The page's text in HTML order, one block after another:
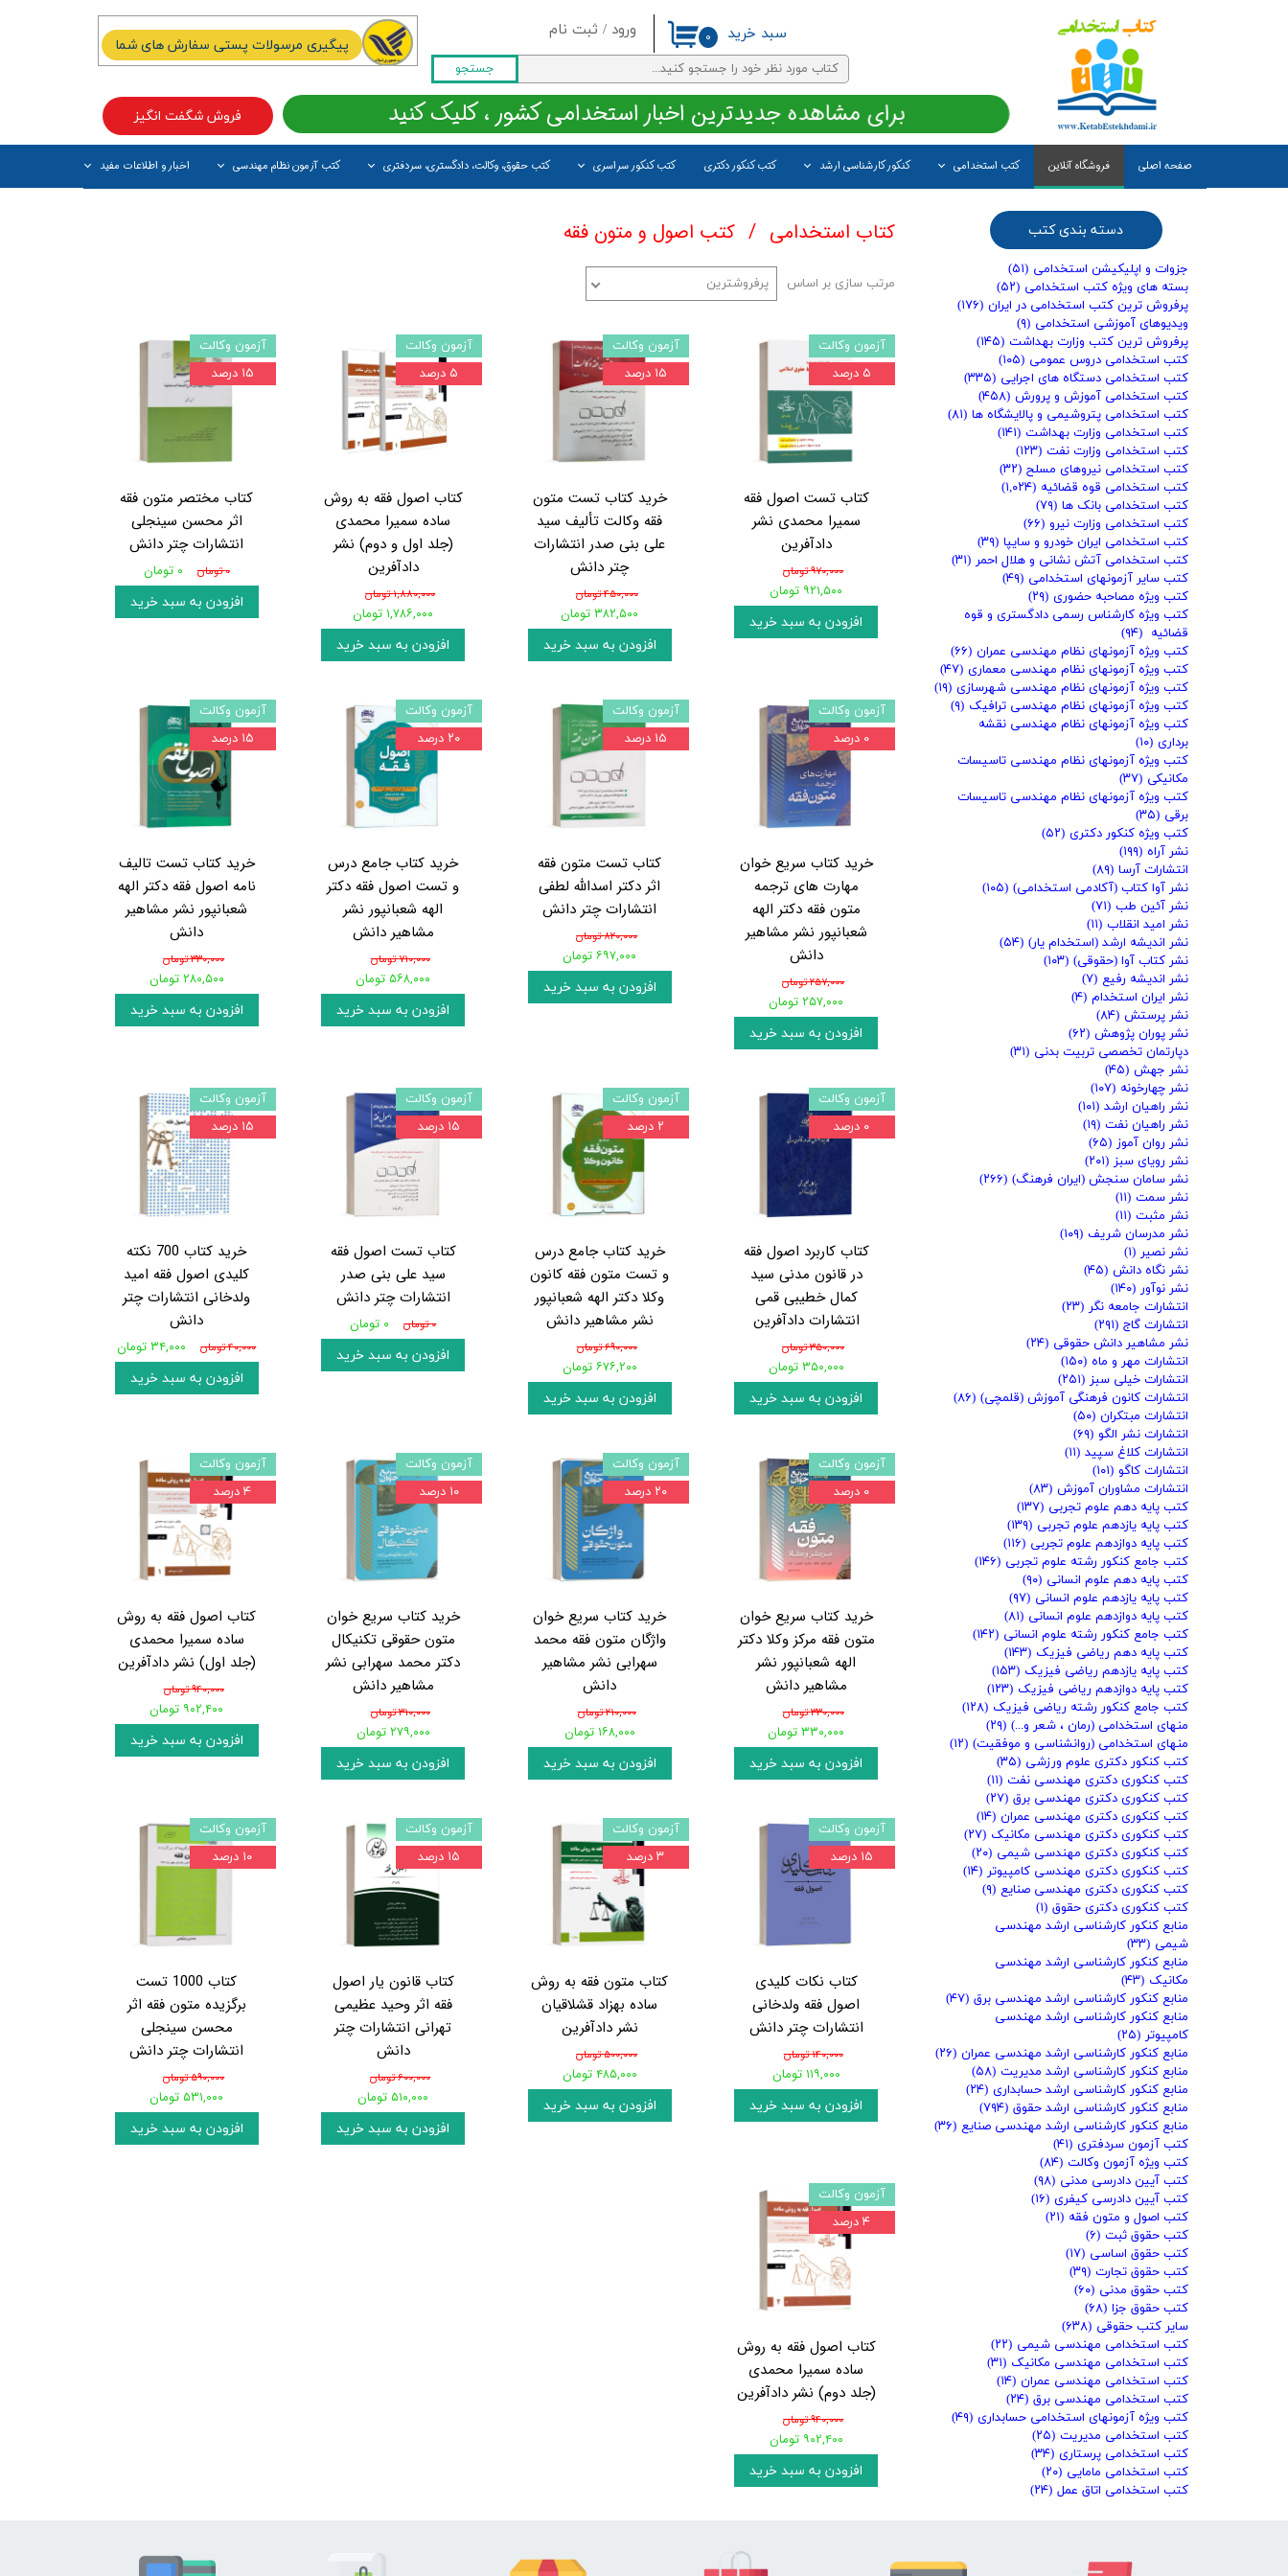
ورود / ثبت نام
حساب کاربری من
تغییر گذر واژه
سفارشات
خروج از حساب کاربری
جستجو
صفحه اصلی فروشگاه آنلاین کتب استخدامی کنکور کارشناسی ارشد کتب کنکور دکتری کتب کنکور سراسری کتب حقوق، وکالت، دادگستری، سردفتری کتب آزمون نظام مهندسی اخبار و اطلاعات مفید
۰ سبد خرید
فروش شگفت انگیز برای مشاهده جدیدترین اخبار استخدامی کشور ، کلیک کنید
پیگیری مرسولات پستی سفارش های شما
کتاب استخدامی کتب اصول و متون فقه
مرتب سازی بر اساس پرفروشترین
کتاب تست اصول فقه
سمیرا محمدی نشر
دادآفرین
۹۷۰,۰۰۰ تومان
۹۲۱,۵۰۰ تومان
افزودن به سبد خرید
آزمون وکالت
۵ درصد
خرید کتاب تست متون
فقه وکالت تألیف سید
علی بنی صدر انتشارات
چتر دانش
۴۵۰,۰۰۰ تومان
۳۸۲,۵۰۰ تومان
افزودن به سبد خرید
آزمون وکالت
۱۵ درصد
کتاب اصول فقه به روش
ساده سمیرا محمدی
(جلد اول و دوم) نشر
دادآفرین
۱,۸۸۰,۰۰۰ تومان
۱,۷۸۶,۰۰۰ تومان
افزودن به سبد خرید
آزمون وکالت
۵ درصد
کتاب مختصر متون فقه
اثر محسن سینجلی
انتشارات چتر دانش
۰ تومان ۰ تومان
افزودن به سبد خرید
آزمون وکالت
۱۵ درصد
خرید کتاب سریع خوان
مهارت های ترجمه
متون فقه دکتر الهه
شعبانپور نشر مشاهیر
دانش
۲۵۷,۰۰۰ تومان
۲۵۷,۰۰۰ تومان
افزودن به سبد خرید
آزمون وکالت
۰ درصد
کتاب تست متون فقه
اثر دکتر اسدالله لطفی
انتشارات چتر دانش
۸۲۰,۰۰۰ تومان
۶۹۷,۰۰۰ تومان
افزودن به سبد خرید
آزمون وکالت
۱۵ درصد
خرید کتاب جامع درس
و تست اصول فقه دکتر
الهه شعبانپور نشر
مشاهیر دانش
۷۱۰,۰۰۰ تومان
۵۶۸,۰۰۰ تومان
افزودن به سبد خرید
آزمون وکالت
۲۰ درصد
خرید کتاب تست تالیف
نامه اصول فقه دکتر الهه
شعبانپور نشر مشاهیر
دانش
۳۳۰,۰۰۰ تومان
۲۸۰,۵۰۰ تومان
افزودن به سبد خرید
آزمون وکالت
۱۵ درصد
کتاب کاربرد اصول فقه
در قانون مدنی سید
کمال خطیبی قمی
انتشارات دادآفرین
۳۵۰,۰۰۰ تومان
۳۵۰,۰۰۰ تومان
افزودن به سبد خرید
آزمون وکالت
۰ درصد
خرید کتاب جامع درس
و تست متون فقه کانون
وکلا دکتر الهه شعبانپور
نشر مشاهیر دانش
۶۹۰,۰۰۰ تومان
۶۷۶,۲۰۰ تومان
افزودن به سبد خرید
آزمون وکالت
۲ درصد
کتاب تست اصول فقه
سید علی بنی صدر
انتشارات چتر دانش
۰ تومان ۰ تومان
افزودن به سبد خرید
آزمون وکالت
۱۵ درصد
خرید کتاب 700 نکته
کلیدی اصول فقه امید
ولدخانی انتشارات چتر
دانش
۴۰,۰۰۰ تومان ۳۴,۰۰۰ تومان
افزودن به سبد خرید
آزمون وکالت
۱۵ درصد
خرید کتاب سریع خوان
متون فقه مرکز وکلا دکتر
الهه شعبانپور نشر
مشاهیر دانش
۳۳۰,۰۰۰ تومان
۳۳۰,۰۰۰ تومان
افزودن به سبد خرید
آزمون وکالت
۰ درصد
خرید کتاب سریع خوان
واژگان متون فقه محمد
سهرابی نشر مشاهیر
دانش
۲۱۰,۰۰۰ تومان
۱۶۸,۰۰۰ تومان
افزودن به سبد خرید
آزمون وکالت
۲۰ درصد
خرید کتاب سریع خوان
متون حقوقی تکنیکال
دکتر محمد سهرابی نشر
مشاهیر دانش
۳۱۰,۰۰۰ تومان
۲۷۹,۰۰۰ تومان
افزودن به سبد خرید
آزمون وکالت
۱۰ درصد
کتاب اصول فقه به روش
ساده سمیرا محمدی
(جلد اول) نشر دادآفرین
۹۴۰,۰۰۰ تومان
۹۰۲,۴۰۰ تومان
افزودن به سبد خرید
آزمون وکالت
۴ درصد
کتاب نکات کلیدی
اصول فقه ولدخانی
انتشارات چتر دانش
۱۴۰,۰۰۰ تومان
۱۱۹,۰۰۰ تومان
افزودن به سبد خرید
آزمون وکالت
۱۵ درصد
کتاب متون فقه به روش
ساده بهزاد قشلاقیان
نشر دادآفرین
۵۰۰,۰۰۰ تومان
۴۸۵,۰۰۰ تومان
افزودن به سبد خرید
آزمون وکالت
۳ درصد
کتاب قانون یار اصول
فقه اثر وحید عظیمی
تهرانی انتشارات چتر
دانش
۶۰۰,۰۰۰ تومان
۵۱۰,۰۰۰ تومان
افزودن به سبد خرید
آزمون وکالت
۱۵ درصد
کتاب 1000 تست
برگزیده متون فقه اثر
محسن سینجلی
انتشارات چتر دانش
۵۹۰,۰۰۰ تومان
۵۳۱,۰۰۰ تومان
افزودن به سبد خرید
آزمون وکالت
۱۰ درصد
کتاب اصول فقه به روش
ساده سمیرا محمدی
(جلد دوم) نشر دادآفرین
۹۴۰,۰۰۰ تومان
۹۰۲,۴۰۰ تومان
افزودن به سبد خرید
آزمون وکالت
۴ درصد
جزوات و اپلیکیشن استخدامی (۵۱)
بسته های ویژه کتب استخدامی (۵۲)
پرفروش ترین کتب استخدامی در ایران (۱۷۶)
ویدیوهای آموزشی استخدامی (۹)
پرفروش ترین کتب وزارت بهداشت (۱۴۵)
کتب استخدامی دروس عمومی (۱۰۵)
کتب استخدامی دستگاه های اجرایی (۳۳۵)
کتب استخدامی آموزش و پرورش (۴۵۸)
کتب استخدامی پتروشیمی و پالایشگاه ها (۸۱)
کتب استخدامی وزارت بهداشت (۱۴۱)
کتب استخدامی وزارت نفت (۱۲۳)
کتب استخدامی نیروهای مسلح (۳۲)
کتب استخدامی قوه قضائیه (۱,۰۲۴)
کتب استخدامی بانک ها (۷۹)
کتب استخدامی وزارت نیرو (۶۶)
کتب استخدامی ایران خودرو و سایپا (۳۹)
کتب استخدامی آتش نشانی و هلال احمر (۳۱)
کتب سایر آزمونهای استخدامی (۴۹)
کتب ویژه مصاحبه حضوری (۲۹)
کتب ویژه کارشناس رسمی دادگستری و قوه
قضائیه (۹۴)
کتب ویژه آزمونهای نظام مهندسی عمران (۶۶)
کتب ویژه آزمونهای نظام مهندسی معماری (۴۷)
کتب ویژه آزمونهای نظام مهندسی شهرسازی (۱۹)
کتب ویژه آزمونهای نظام مهندسی ترافیک (۹)
کتب ویژه آزمونهای نظام مهندسی نقشه
برداری (۱۰)
کتب ویژه آزمونهای نظام مهندسی تاسیسات
مکانیکی (۳۷)
کتب ویژه آزمونهای نظام مهندسی تاسیسات
برقی (۳۵)
کتب ویژه کنکور دکتری (۵۲)
نشر آراه (۱۹۹)
انتشارات آرسا (۸۹)
نشر آوا کتاب (آکادمی استخدامی) (۱۰۵)
نشر آئین طب (۷۱)
نشر امید انقلاب (۱۱)
نشر اندیشه ارشد (استخدام یار) (۵۴)
نشر کتاب آوا (حقوقی) (۱۰۳)
نشر اندیشه رفیع (۷)
نشر ایران استخدام (۴)
نشر پرستش (۸۴)
نشر پوران پژوهش (۶۲)
دپارتمان تخصصی تربیت بدنی (۳۱)
نشر جهش (۴۵)
نشر چهارخونه (۱۰۷)
نشر راهیان ارشد (۱۰۱)
نشر راهیان نفت (۱۹)
نشر روان آموز (۶۵)
نشر رویای سبز (۲۰۱)
نشر سامان سنجش (ایران فرهنگ) (۲۶۶)
نشر سمت (۱۱)
نشر مثبت (۱۱)
نشر مدرسان شریف (۱۰۹)
نشر نصیر (۱)
نشر نگاه دانش (۴۵)
نشر نوآور (۱۴۰)
انتشارات جامعه نگر (۲۳)
انتشارات گاج (۲۹۱)
نشر مشاهیر دانش حقوقی (۲۴)
انتشارات مهر و ماه (۱۵۰)
انتشارات خیلی سبز (۲۵۱)
انتشارات کانون فرهنگی آموزش (قلمچی) (۸۶)
انتشارات مبتکران (۵۰)
انتشارات نشر الگو (۶۹)
انتشارات کلاغ سپید (۱۱)
انتشارات کاگو (۱۰۱)
انتشارات مشاوران آموزش (۸۳)
کتب پایه دهم علوم تجربی (۱۳۷)
کتب پایه یازدهم علوم تجربی (۱۳۹)
کتب پایه دوازدهم علوم تجربی (۱۱۶)
کتب جامع کنکور رشته علوم تجربی (۱۴۶)
کتب پایه دهم علوم انسانی (۹۰)
کتب پایه یازدهم علوم انسانی (۹۷)
کتب پایه دوازدهم علوم انسانی (۸۱)
کتب جامع کنکور رشته علوم انسانی (۱۴۲)
کتب پایه دهم ریاضی فیزیک (۱۴۳)
کتب پایه یازدهم ریاضی فیزیک (۱۵۳)
کتب پایه دوازدهم ریاضی فیزیک (۱۲۳)
کتب جامع کنکور رشته ریاضی فیزیک (۱۲۸)
منهای استخدامی (رمان ، شعر و...) (۲۹)
منهای استخدامی (روانشناسی و موفقیت) (۱۲)
کتب کنکور دکتری علوم ورزشی (۳۵)
کتب کنکوری دکتری مهندسی نفت (۱۱)
کتب کنکوری دکتری مهندسی برق (۲۷)
کتب کنکوری دکتری مهندسی عمران (۱۴)
کتب کنکوری دکتری مهندسی مکانیک (۲۷)
کتب کنکوری دکتری مهندسی شیمی (۲۰)
کتب کنکوری دکتری مهندسی کامپیوتر (۱۴)
کتب کنکوری دکتری مهندسی صنایع (۹)
کتب کنکوری دکتری حقوق (۱)
منابع کنکور کارشناسی ارشد مهندسی
شیمی (۳۳)
منابع کنکور کارشناسی ارشد مهندسی
مکانیک (۴۳)
منابع کنکور کارشناسی ارشد مهندسی برق (۴۷)
منابع کنکور کارشناسی ارشد مهندسی
کامپیوتر (۲۵)
منابع کنکور کارشناسی ارشد مهندسی عمران (۲۶)
منابع کنکور کارشناسی ارشد مدیریت (۵۸)
منابع کنکور کارشناسی ارشد حسابداری (۲۴)
منابع کنکور کارشناسی ارشد حقوق (۷۹۴)
منابع کنکور کارشناسی ارشد مهندسی صنایع (۳۶)
کتب آزمون سردفتری (۴۱)
کتب ویژه آزمون وکالت (۸۴)
کتب آیین دادرسی مدنی (۹۸)
کتب آیین دادرسی کیفری (۱۶)
کتب اصول و متون فقه (۲۱)
کتب حقوق ثبت (۶)
کتب حقوق اساسی (۱۷)
کتب حقوق تجارت (۳۹)
کتب حقوق مدنی (۶۰)
کتب حقوق جزا (۶۸)
سایر کتب حقوقی (۶۳۸)
کتب استخدامی مهندسی شیمی (۲۲)
کتب استخدامی مهندسی مکانیک (۳۱)
کتب استخدامی مهندسی عمران (۱۴)
کتب استخدامی مهندسی برق (۲۴)
کتب ویژه آزمونهای استخدامی حسابداری (۴۹)
کتب استخدامی مدیریت (۲۵)
کتب استخدامی پرستاری (۳۴)
کتب استخدامی مامایی (۲۰)
کتب استخدامی اتاق عمل (۲۴)
دسته بندی کتب